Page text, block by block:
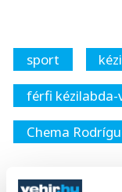
sport
férfi
Chema